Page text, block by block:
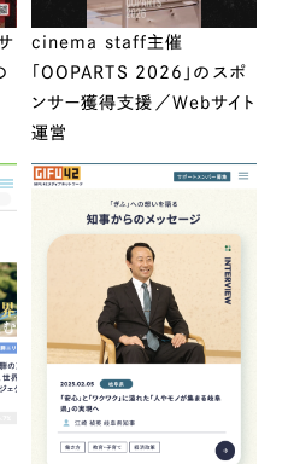
cinema staff主催
「OOPARTS 2026」のスポ
ンサー獲得支援／Webサイト
運営